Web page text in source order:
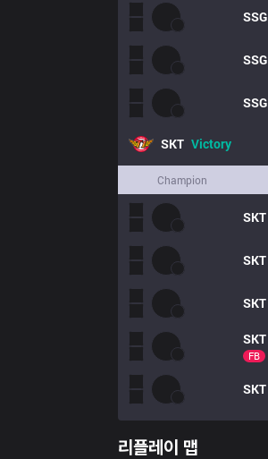
SSG
SSG
SSG
SKT Victory
Champion
SKT
SKT
SKT
SKT
FB
SKT
리플레이 맵